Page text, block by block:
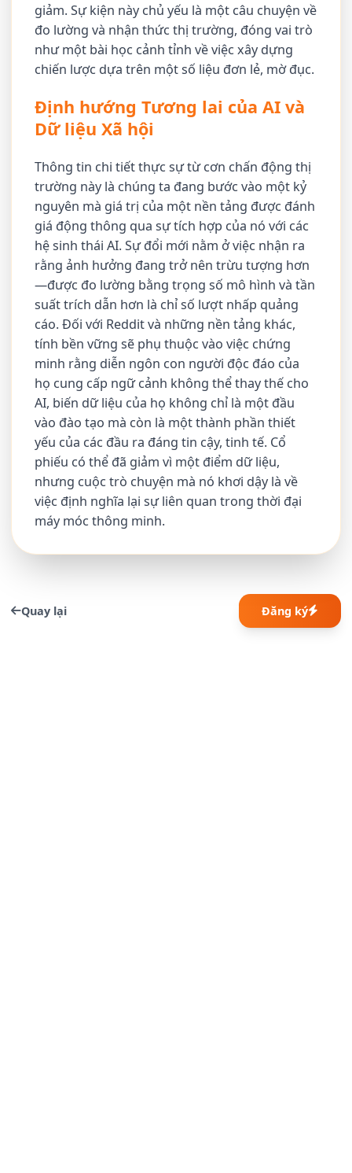
giảm. Sự kiện này chủ yếu là một câu chuyện về
đo lường và nhận thức thị trường, đóng vai trò
như một bài học cảnh tỉnh về việc xây dựng
chiến lược dựa trên một số liệu đơn lẻ, mờ đục.
Định hướng Tương lai của AI và
Dữ liệu Xã hội
Thông tin chi tiết thực sự từ cơn chấn động thị
trường này là chúng ta đang bước vào một kỷ
nguyên mà giá trị của một nền tảng được đánh
giá động thông qua sự tích hợp của nó với các
hệ sinh thái AI. Sự đổi mới nằm ở việc nhận ra
rằng ảnh hưởng đang trở nên trừu tượng hơn
—được đo lường bằng trọng số mô hình và tần
suất trích dẫn hơn là chỉ số lượt nhấp quảng
cáo. Đối với Reddit và những nền tảng khác,
tính bền vững sẽ phụ thuộc vào việc chứng
minh rằng diễn ngôn con người độc đáo của
họ cung cấp ngữ cảnh không thể thay thế cho
AI, biến dữ liệu của họ không chỉ là một đầu
vào đào tạo mà còn là một thành phần thiết
yếu của các đầu ra đáng tin cậy, tinh tế. Cổ
phiếu có thể đã giảm vì một điểm dữ liệu,
nhưng cuộc trò chuyện mà nó khơi dậy là về
việc định nghĩa lại sự liên quan trong thời đại
máy móc thông minh.
Quay lại Đăng ký